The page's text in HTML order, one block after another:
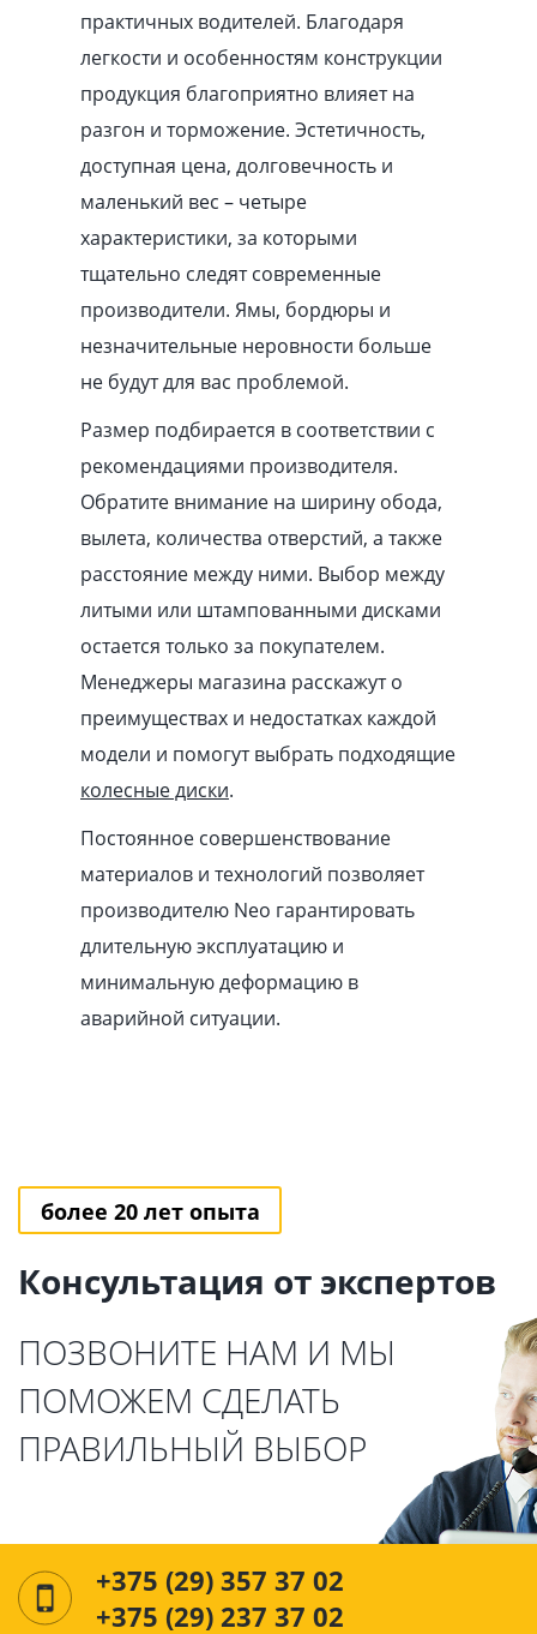
практичных водителей. Благодаря
легкости и особенностям конструкции
продукция благоприятно влияет на
разгон и торможение. Эстетичность,
доступная цена, долговечность и
маленький вес – четыре
характеристики, за которыми
тщательно следят современные
производители. Ямы, бордюры и
незначительные неровности больше
не будут для вас проблемой.
Размер подбирается в соответствии с
рекомендациями производителя.
Обратите внимание на ширину обода,
вылета, количества отверстий, а также
расстояние между ними. Выбор между
литыми или штампованными дисками
остается только за покупателем.
Менеджеры магазина расскажут о
преимуществах и недостатках каждой
модели и помогут выбрать подходящие
колесные диски.
Постоянное совершенствование
материалов и технологий позволяет
производителю Neo гарантировать
длительную эксплуатацию и
минимальную деформацию в
аварийной ситуации.
более 20 лет опыта
Консультация от экспертов
ПОЗВОНИТЕ НАМ И МЫ
ПОМОЖЕМ СДЕЛАТЬ
ПРАВИЛЬНЫЙ ВЫБОР
+375 (29) 357 37 02
+375 (29) 237 37 02